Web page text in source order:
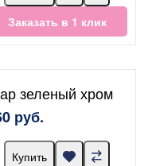
Заказать в 1 клик
зеленый хром
руб.
Купить